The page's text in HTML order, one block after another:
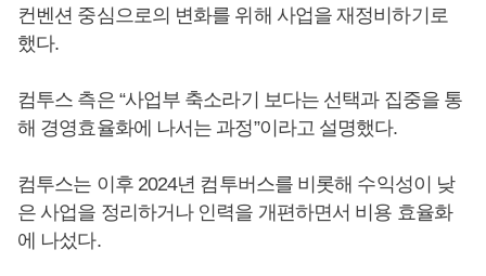
컨벤션 중심으로의 변화를 위해 사업을 재정비하기로
했다.
컴투스 측은 “사업부 축소라기 보다는 선택과 집중을 통
해 경영효율화에 나서는 과정”이라고 설명했다.
컴투스는 이후 2024년 컴투버스를 비롯해 수익성이 낮
은 사업을 정리하거나 인력을 개편하면서 비용 효율화
에 나섰다.